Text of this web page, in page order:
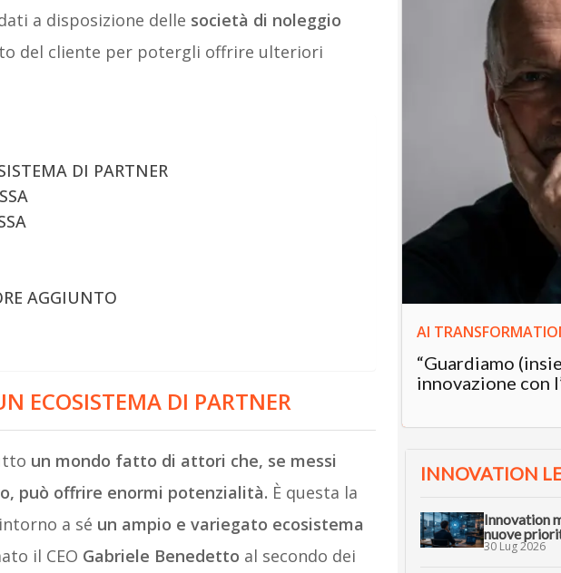
a disposizione delle società di noleggio
del cliente per potergli offrire ulteriori
DI PARTNER
AGGIUNTO
ECOSISTEMA DI PARTNER
un mondo fatto di attori che, se messi
può offrire enormi potenzialità. È questa la
a sé un ampio e variegato ecosistema
il CEO Gabriele Benedetto al secondo dei
AI
“Guardiamo
innovazione con
INNOVATION
Innovation
nuove
30 Lug 2026